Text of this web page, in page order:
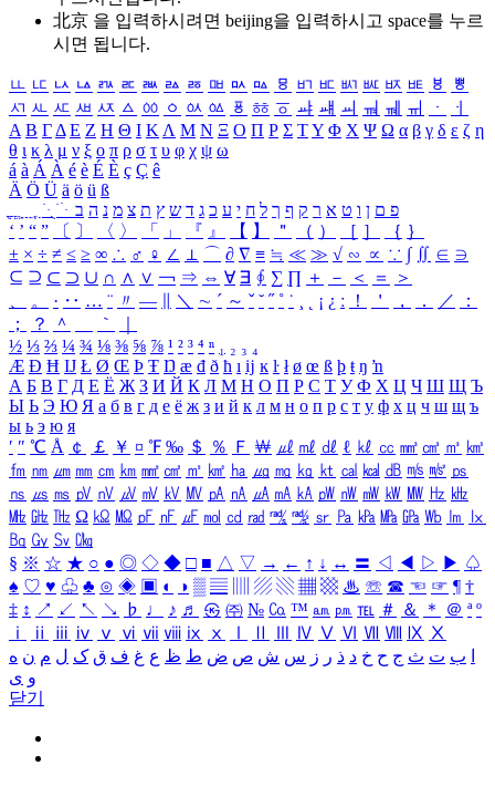
北京 을 입력하시려면 beijing을 입력하시고 space를 누르
시면 됩니다.
ㅥ ㅦ ㅧ ㅨ ㅩ ㅪ ㅫ ㅬ ㅭ ㅮ ㅯ ㅰ ㅱ ㅲ ㅳ ㅴ ㅵ ㅶ ㅷ ㅸ
ㅹ
ㅺ ㅻ ㅼ ㅽ ㅾ ㅿ ㆀ ㆁ ㆂ ㆃ ㆄ ㆅ ㆆ ㆇ ㆈ ㆉ ㆊ ㆋ ㆌ ㆍ
ㆎ
Α Β ΓΔ Ε Ζ Η Θ Ι ΚΛ Μ Ν Ξ Ο Π Ρ Σ ΤΥ Φ Χ Ψ Ω α β γ δ ε ζ η
θ ι κ λ μ ν ξ ο π ρ σ τ υ φ χ ψ ω
á à Á À é è É È ç Ç ê
Ä Ö Ü ä ö ü ß
ִֶֹ ֻּ ׁׂ פ ם ן ו ט א ר ק ף ך ל ח י ע כ ג ד ש ץ ת צ מ נ ה ב
‘ ’ “ ” 〔 〕 〈 〉 「 」 『 』 【 】 ＂ （ ） ［ ］ ｛ ｝
± × ÷ ≠ ≤ ≥ ∞ ∴ ♂ ♀ ∠ ⊥ ⌒ ∂ ∇ ≡ ≒ ≪ ≫ √ ∽ ∝ ∵ ∫ ∬ ∈ ∋
⊆ ⊇ ⊂ ⊃ ∪ ∩ ∧ ∨ ￢ ⇒ ⇔ ∀ ∃ ∮ ∑ ∏ ＋ － ＜ ＝
＞
、
。 · ‥ … ¨ 〃 ― ＼ ∼ ´ ～ ˇ ˘ ˝ ˚ ˙ ¸ ¡ ¿ ː ！ ＇ ， ． ／
：
；
？ ＾ ｀
½ ⅓ ⅔ ¼ ¾ ⅛ ⅜ ⅝ ⅞ ¹ ² ³ ⁴ ⁿ ₁ ₂ ₃ ₄
Æ Ð Ħ Ĳ Ł Ø Œ Þ Ŧ Ŋ æ đ ð ħ ı ĳ ĸ ŀ ł ø œ ß þ ŧ ŋ ŉ
А Б В Г Д Е Ё Ж З И Й К Л М Н О П Р С Т У Ф Х Ц Ч Ш Щ Ъ
Ы Ь Э Ю Я а б в г д е ё ж з и й к л м н о п р с т у ф х ц ч ш щ ъ
ы ь э ю я
′ ″ ℃ Å ￠ ￡ ￥ ¤ ℉ ‰ ＄ ％ Ｆ ￦ ㎕ ㎖ ㎗ ℓ ㎘ ㏄ ㎣ ㎤ ㎥ ㎦
㎙ ㎚ ㎛ ㎜ ㎝ ㎞ ㎟ ㎠ ㎡ ㎢ ㏊ ㎍ ㎎ ㎏ ㏏ ㎈ ㎉ ㏈ ㎧ ㎨ ㎰
㎱ ㎲ ㎳ ㎴ ㎵ ㎶ ㎷ ㎸ ㎹ ㎀ ㎁ ㎂ ㎃ ㎄ ㎺ ㎻ ㎽ ㎾ ㎿ ㎐ ㎑
㎒ ㎓ ㎔ Ω ㏀ ㏁ ㎊ ㎋ ㎌ ㏖ ㏅ ㎭ ㎮ ㎯ ㏛ ㎩ ㎪ ㎫ ㎬ ㏝ ㏐
㏓
㏃ ㏉ ㏜ ㏆
§ ※ ☆ ★ ○ ● ◎ ◇ ◆ □ ■ △ ▽ → ← ↑ ↓ ↔ 〓 ◁ ◀ ▷ ▶ ♤
♠ ♡ ♥ ♧ ♣ ⊙ ◈ ▣ ◐ ◑ ▒ ▤ ▨ ▧ ▦ ▩ ♨ ☏ ☎ ☜ ☞ ¶ †
‡ ↕ ↗ ↙ ↖ ↘ ♭ ♩ ♪ ♬ ㉿ ㈜ № ㏇ ™ ㏂ ㏘ ℡ ＃ ＆ ＊ ＠ ª º
ⅰ
ⅱ ⅲ ⅳ ⅴ ⅵ ⅶ ⅷ ⅸ ⅹ Ⅳ Ⅴ Ⅵ Ⅶ Ⅷ Ⅸ Ⅹ
ب ت ث ج ح خ د ذ ر ز س ش ص ض ط ظ ع غ ف ق ک ل م ن ه
و ی
닫기